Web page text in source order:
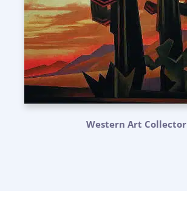
Western Art Collector